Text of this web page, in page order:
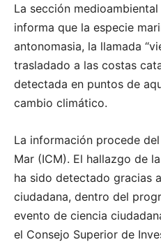
La sección medioambiental
informa que la especie
antonomasia, la llamada
trasladado a las costas
detectada en puntos de
cambio climático.
La información procede
Mar (ICM). El hallazgo de
ha sido detectado gracias
ciudadana, dentro del
evento de ciencia
el Consejo Superior de